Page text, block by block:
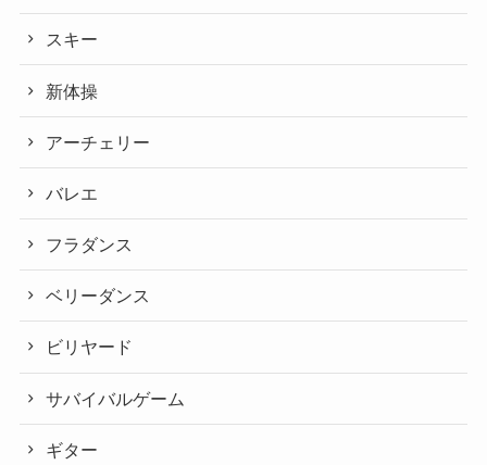
スキー
新体操
アーチェリー
バレエ
フラダンス
ベリーダンス
ビリヤード
サバイバルゲーム
ギター